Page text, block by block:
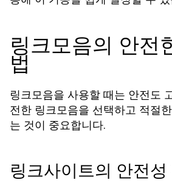
링크모음의 안전
법
링크모음을 사용할 때는 안전도
전한 링크모음을 선택하고 적절
는 것이 중요합니다.
링크사이트의 안전성